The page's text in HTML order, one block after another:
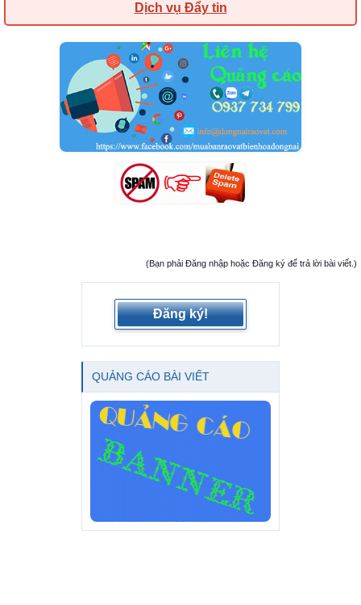
Dịch vụ Đẩy tin
(Bạn phải Đăng nhập hoặc Đăng ký để trả lời bài viết.)
Đăng ký!
QUẢNG CÁO BÀI VIẾT